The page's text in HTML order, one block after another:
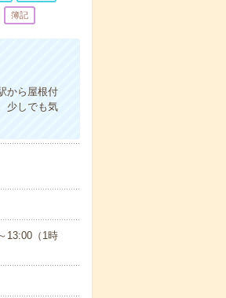
簿記
から屋根付
少しでも気
13:00（1時